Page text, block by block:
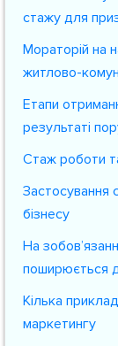
стажу для
Мораторій на
житлово-
Етапи
результаті
Стаж роботи
Застосування
бізнесу
На
поширюється
Кілька
маркетингу